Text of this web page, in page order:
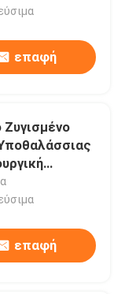
επαφή
Ζυγισμένο
επαφή